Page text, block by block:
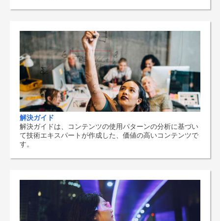
解決ガイド
解決ガイドは、コンテンツの使用パターンの分析に基づい
て技術エキスパートが作成した、価値の高いコンテンツで
す。